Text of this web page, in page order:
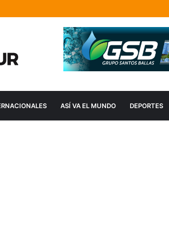
ASÍ VA EL MUNDO DEPORTES